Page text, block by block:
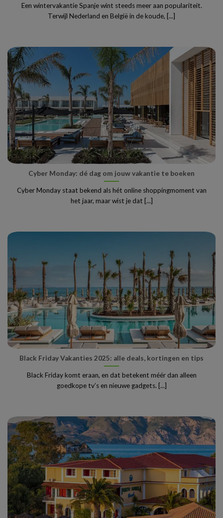
Een wintervakantie Spanje wint steeds meer aan populariteit.
Terwijl Nederland en België in de koude, [...]
Cyber Monday: dé dag om jouw vakantie te boeken
Cyber Monday staat bekend als hét online shoppingmoment van
het jaar, maar wist je dat [...]
Black Friday Vakanties 2025: alle deals, kortingen en tips
Black Friday komt eraan, en dat betekent méér dan alleen
goedkope tv’s en nieuwe gadgets. [...]